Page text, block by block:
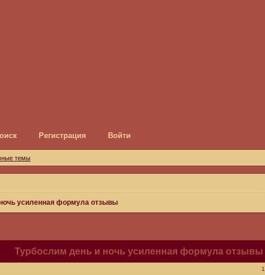
Регистрация Войти
темы
усиленная формула отзывы
Турбослим день и ночь усиленная формула отзывы
1